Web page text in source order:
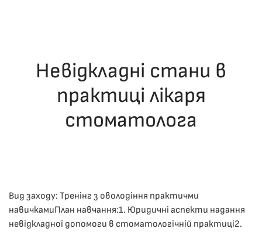
Невідкладні стани в
практиці лікаря
стоматолога
Вид заходу: Тренінг з оволодіння практичми
навичкамиПлан навчання:1. ​Юридичні аспекти надання
невідкладної допомоги в стоматологічній практиці2. ​